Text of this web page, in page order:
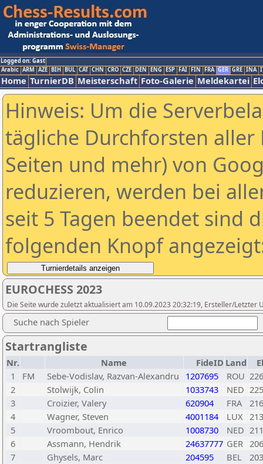
Logged on: Gast
Arabic ARM AZE BIH BUL CAT CHN CRO CZE DEN ENG ESP FAI FIN FRA GER GRE INA
Home TurnierDB Meisterschaft Foto-Galerie Meldekartei
Hinweis: Um die
tägliche Durchforsten aller
Seiten und mehr) von
reduzieren, werden bei
seit 5 Tagen beendet sind
folgenden Knopf
EUROCHESS 2023
Die Seite wurde zuletzt aktualisiert am 10.09.2023 20:32:19, Ersteller/Letzter
Suche nach Spieler
Startrangliste
Nr. Name FideID Land
1
FM Sebe-Vodislav, Razvan-Alexandru 1207695 ROU
2
Stolwijk, Colin 1033743 NED
3
Croizier, Valery 620904 FRA
4
Wagner, Steven 4001184 LUX
5
Vroombout, Enrico 1008730 NED
6
Assmann, Hendrik 24637777 GER
7
Ghysels, Marc 204595 BEL